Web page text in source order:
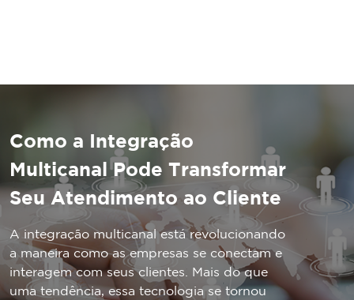
Como a Integração
Multicanal Pode Transformar
Seu Atendimento ao Cliente
A integração multicanal está revolucionando
a maneira como as empresas se conectam e
interagem com seus clientes. Mais do que
uma tendência, essa tecnologia se tornou